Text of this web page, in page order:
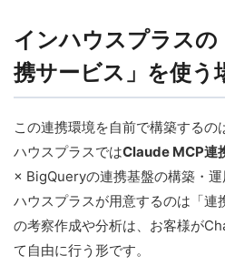
インハウスプラス
携サービス」を使う
この連携環境を自前で構築するの
ハウスプラスではClaude MCP連
× BigQueryの連携基盤の構築・
ハウスプラスが用意するのは「連
の考察作成や分析は、お客様が
て自由に行う形です。